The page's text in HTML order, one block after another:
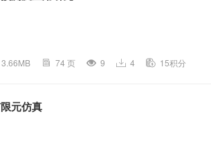
3.66MB 74 页 9 4 15积分
元仿真